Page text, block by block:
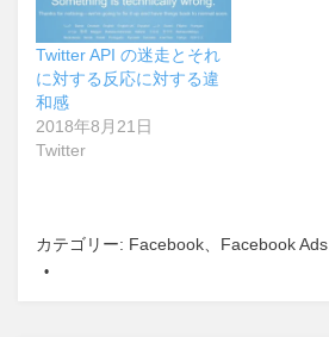
Twitter API の迷走とそれ
に対する反応に対する違
和感
2018年8月21日
Twitter
カテゴリー: Facebook Facebook Ads